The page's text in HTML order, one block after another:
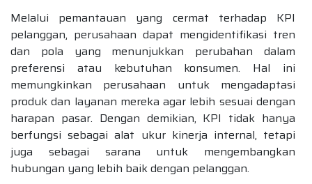
Melalui pemantauan yang cermat terhadap KPI
pelanggan, perusahaan dapat mengidentifikasi tren
dan pola yang menunjukkan perubahan dalam
preferensi atau kebutuhan konsumen. Hal ini
memungkinkan perusahaan untuk mengadaptasi
produk dan layanan mereka agar lebih sesuai dengan
harapan pasar. Dengan demikian, KPI tidak hanya
berfungsi sebagai alat ukur kinerja internal, tetapi
juga sebagai sarana untuk mengembangkan
hubungan yang lebih baik dengan pelanggan.